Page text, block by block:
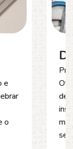
para
de
um